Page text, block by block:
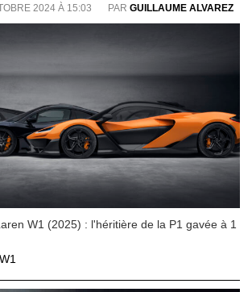
2024 À 15:03
PAR GUILLAUME ALVAREZ
W1 (2025) : l'héritière de la P1 gavée à 1